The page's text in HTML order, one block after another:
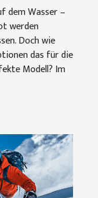
dem Wasser –
werden
Doch wie
das für die
Modell? Im